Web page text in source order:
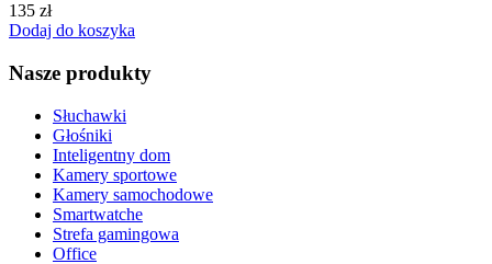
135 zł
Dodaj do koszyka
Nasze produkty
Słuchawki
Głośniki
Inteligentny dom
Kamery sportowe
Kamery samochodowe
Smartwatche
Strefa gamingowa
Office